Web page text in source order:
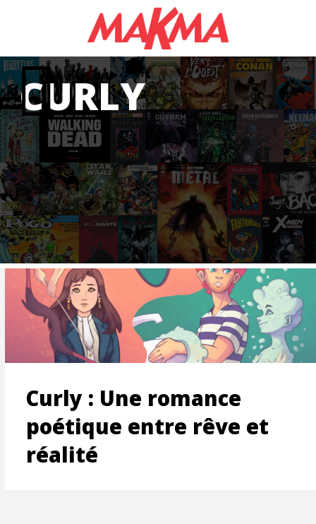
CURLY
Curly : Une romance
poétique entre rêve et
réalité